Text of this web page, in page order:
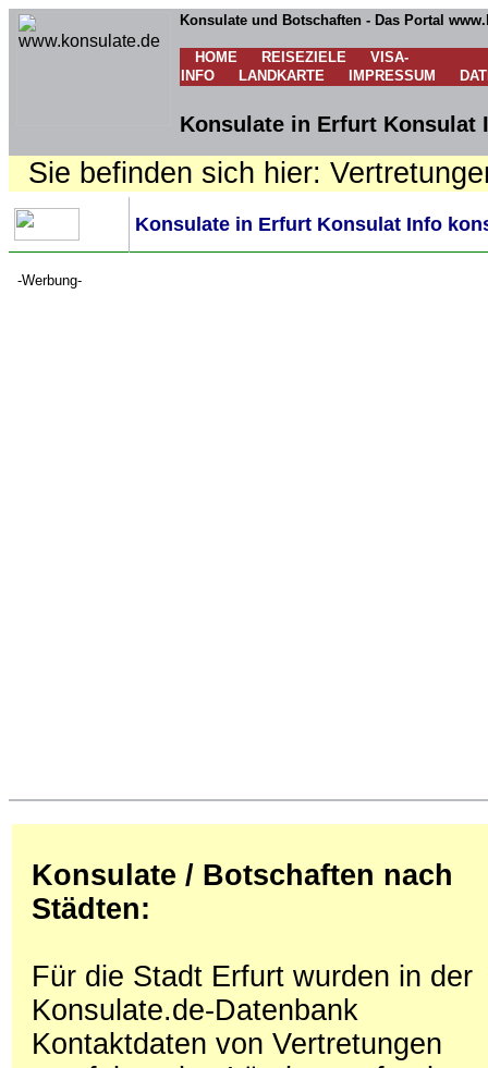
Konsulate und Botschaften - Das Portal
HOME REISEZIELE
VISA-
INFO
LANDKARTE IMPRESSUM
Konsulate in Erfurt Konsulat
Sie befinden sich hier:
Konsulate in Erfurt Konsulat Info
-Werbung-
Konsulate / Botschaften nach
Städten:
Für die Stadt Erfurt wurden in der
Konsulate.de-Datenbank
Kontaktdaten von Vertretungen